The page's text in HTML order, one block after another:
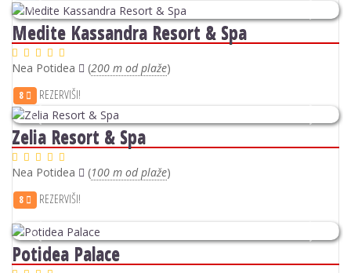
Previous Next
Medite Kassandra Resort & Spa
Nea Potidea (200 m od plaže)
8 REZERVIŠI!
Previous Next
Zelia Resort & Spa
Nea Potidea (100 m od plaže)
8 REZERVIŠI!
Previous Next
Potidea Palace